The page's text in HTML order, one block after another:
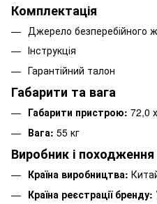
Комплектація
Джерело безперебійного
Інструкція
Гарантійний талон
Габарити та вага
Габарити пристрою: 72,0
Вага: 55 кг
Виробник і походження
Країна виробництва:
Країна реєстрації бренду: